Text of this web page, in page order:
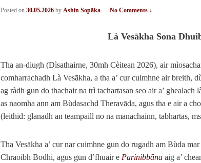
Posted on 30.05.2026 by Ashin Sopāka — No Comments ↓
Là Vesākha Sona
Tha an-diugh (Dìsathairne, 30mh Cèitean 2026), air
comharrachadh Là Vesākha, a tha a’ cur cuimhne air breith,
ag ràdh gun do thachair na trì tachartasan seo air a’ ghealach
as naomha ann am Bùdasachd Theravāda, agus tha e air a
(leithid: glanadh an teampaill no na manachainn, tabhartas,
Tha Vesākha a’ cur nar cuimhne gun do rugadh am Bùda
Chraoibh Bodhi, agus gun d’fhuair e Parinibbāna aig a’